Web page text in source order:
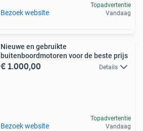
Bezoek website
Topadvertentie
Vandaag
Nieuwe en gebruikte
buitenboordmotoren voor de beste prijs
€ 1.000,00 Details
Bezoek website
Topadvertentie
Vandaag